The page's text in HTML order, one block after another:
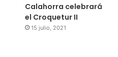
Calahorra celebrará
el Croquetur II
15 julio, 2021